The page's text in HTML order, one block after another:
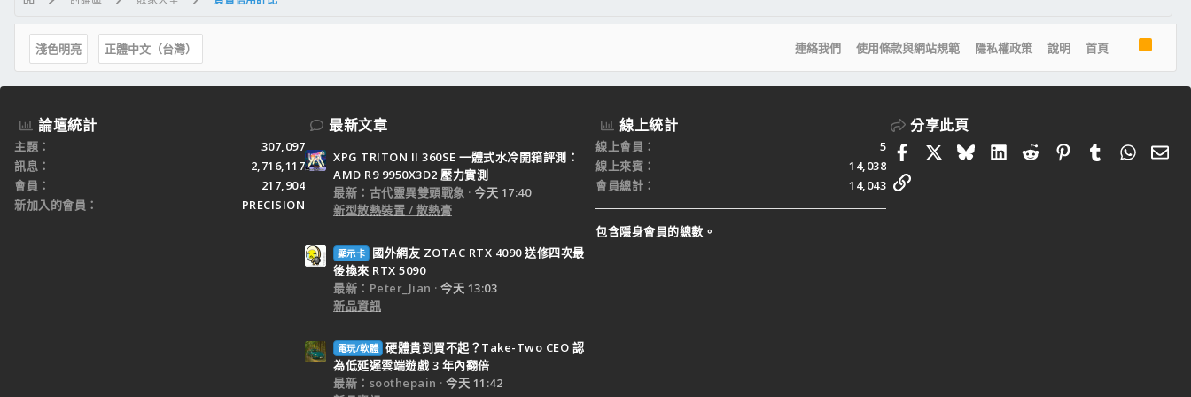
淺色明亮 正體中文（台灣） 連絡我們 使用條款與網站規範 隱私權政策 說明 首頁
R
S
論壇統計
主題
307,097
訊息
2,716,117
會員
217,904
新加入的會員
PRECISION
最新文章
XPG TRITON II 360SE 一體式水冷開箱評測：
AMD R9 9950X3D2 壓力實測
最新：古代靈異雙頭戰象
今天 17:40
新型散熱裝置 / 散熱膏
顯示卡
國外網友 ZOTAC RTX 4090 送修四次最
後換來 RTX 5090
最新：Peter_Jian
今天 13:03
新品資訊
電玩/軟體 硬體貴到買不起？Take-Two CEO 認
為低延遲雲端遊戲 3 年內翻倍
最新：soothepain
今天 11:42
線上統計
線上會員
5
線上來賓
14,038
會員總計
14,043
包含隱身會員的總數。
分享此頁
FacebookBlueskyLinkedIn
RedditPinterestTumblr 電
連結